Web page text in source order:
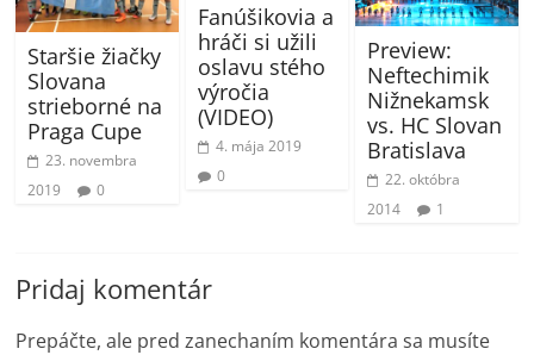
Staršie žiačky
Slovana
strieborné na
Praga Cupe
23. novembra
2019
0
Fanúšikovia a
hráči si užili
oslavu stého
výročia
(VIDEO)
4. mája 2019
0
Preview:
Neftechimik
Nižnekamsk
vs. HC Slovan
Bratislava
22. októbra
2014
1
Pridaj komentár
Prepáčte, ale pred zanechaním komentára sa musíte